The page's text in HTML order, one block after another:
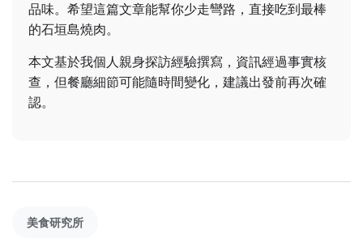
品味。希望這篇文章能幫你少走彎路，直接吃到最棒
的石垣島燒肉。
本文基於我個人親身探訪經驗撰寫，資訊經過事實核
查，但餐廳細節可能隨時間變化，建議出發前再次確
認。
美食研究所